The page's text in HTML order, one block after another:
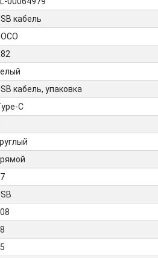
кабель
кабель, упаковка
C